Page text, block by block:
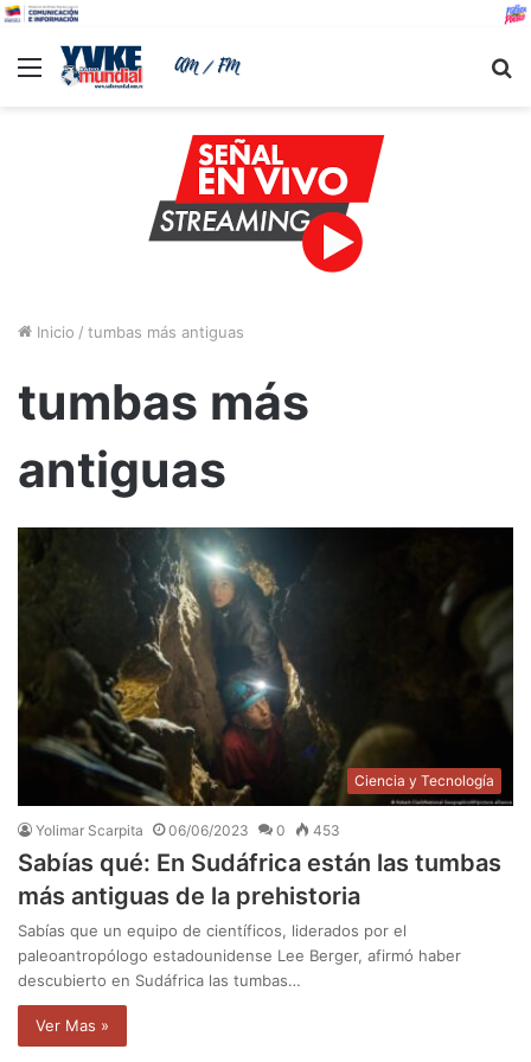
Menu
Inicio / tumbas más antiguas
tumbas más
antiguas
Ciencia y Tecnología
Yolimar Scarpita 06/06/2023 0 453
Sabías qué: En Sudáfrica están las tumbas
más antiguas de la prehistoria
Sabías que un equipo de científicos, liderados por el
paleoantropólogo estadounidense Lee Berger, afirmó haber
descubierto en Sudáfrica las tumbas…
Ver Mas »